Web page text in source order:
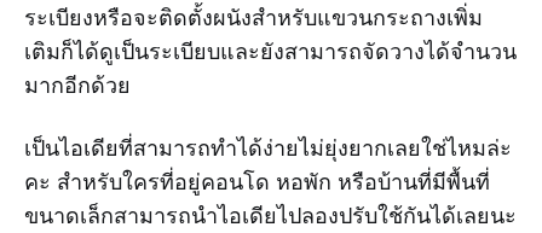
ระเบียงหรือจะติดตั้งผนังสำหรับแขวนกระถางเพิ่ม
เติมก็ได้ดูเป็นระเบียบและยังสามารถจัดวางได้จำนวน
มากอีกด้วย
เป็นไอเดียที่สามารถทำได้ง่ายไม่ยุ่งยากเลยใช่ไหมล่ะ
คะ สำหรับใครที่อยู่คอนโด หอพัก หรือบ้านที่มีพื้นที่
ขนาดเล็กสามารถนำไอเดียไปลองปรับใช้กันได้เลยนะ